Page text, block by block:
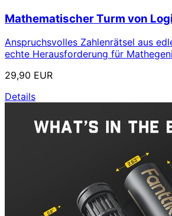
Mathematischer Turm von
Anspruchsvolles Zahlenrätsel aus
echte Herausforderung für
29,90 EUR
Details